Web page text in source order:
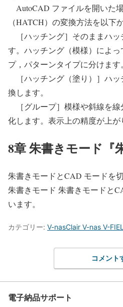
AutoCAD ファイルを開いた
（HATCH）の変換方法を以下
［ハッチング］そのままハッ
す。ハッチング（模様）によ
プ，パターンタイプに分けます。
［ハッチング（塗り）］ハ
換します。
［グループ］模様や斜線を
化します。表示上の精度が上が
8章 朱書きモード『
朱書きモードとCAD モードを切
朱書きモード 朱書きモードと
います。
カテゴリー: V-nasClair V-nas V-
コメント
電子納品サポート